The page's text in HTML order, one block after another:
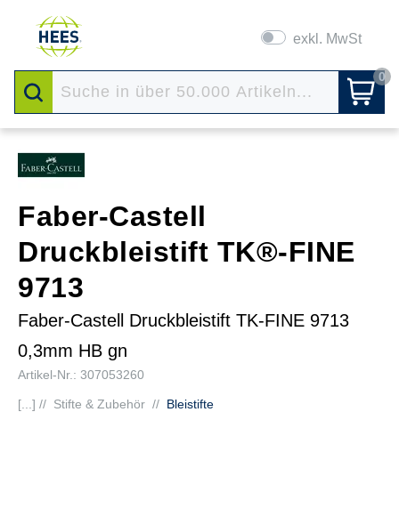
exkl. MwSt
0
Faber-Castell
Druckbleistift TK®-FINE
9713
Faber-Castell Druckbleistift TK-FINE 9713
0,3mm HB gn
Artikel-Nr.: 307053260
[...] // Stifte & Zubehör // Bleistifte